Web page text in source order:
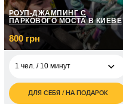
РОУП-ДЖАМПИНГ С
ПАРКОВОГО МОСТА В КИЕВЕ
800 грн
1 чел. / 10 минут
ДЛЯ СЕБЯ / НА ПОДАРОК